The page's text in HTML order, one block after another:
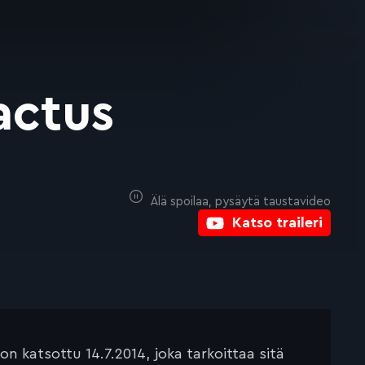
Katso traileri
Älä spoilaa, pysäytä taustavideo
katsottu 14.7.2014, joka tarkoittaa sitä